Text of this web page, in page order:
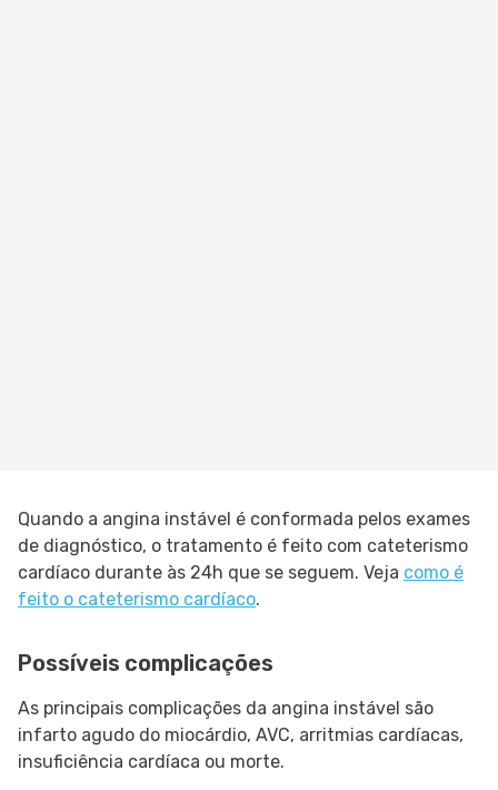
Quando a angina instável é conformada pelos exames
de diagnóstico, o tratamento é feito com cateterismo
cardíaco durante às 24h que se seguem. Veja como é
feito o cateterismo cardíaco.
Possíveis complicações
As principais complicações da angina instável são
infarto agudo do miocárdio, AVC, arritmias cardíacas,
insuficiência cardíaca ou morte.